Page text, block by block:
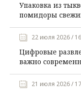
Упаковка из
помидоры
22 июля 2026 /
Цифровые
важно
21 июля 2026 /